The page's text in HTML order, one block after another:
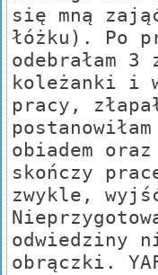
się mną
łóżku). Po
odebrałam
koleżanki i
pracy,
obiadem
skończy
zwykle,
odwiedziny
obrączki.